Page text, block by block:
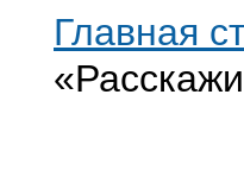
Главная